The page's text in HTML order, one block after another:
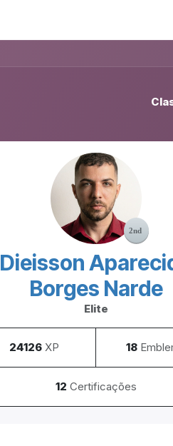
Dieisson
Borges Narde
Elite
24126 XP 18
12 Certificações